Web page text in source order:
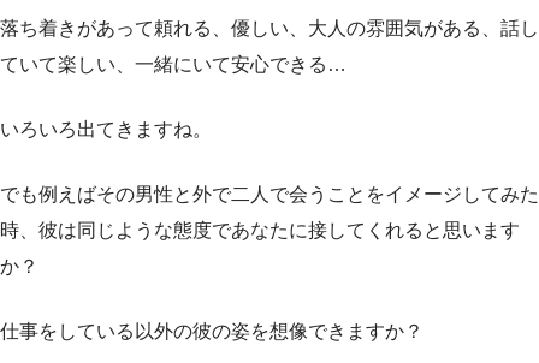
落ち着きがあって頼れる、優しい、大人の雰囲気がある、話し
ていて楽しい、一緒にいて安心できる…
いろいろ出てきますね。
でも例えばその男性と外で二人で会うことをイメージしてみた
時、彼は同じような態度であなたに接してくれると思います
か？
仕事をしている以外の彼の姿を想像できますか？